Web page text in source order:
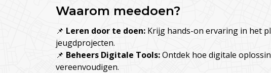
Waarom meedoen?
📌 Leren door te doen: Krijg hands-on ervaring in het
jeugdprojecten.
📌 Beheers Digitale Tools:Ontdek hoe digitale
vereenvoudigen.